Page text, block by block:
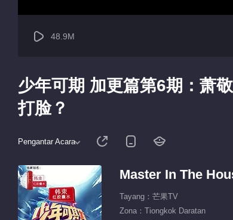
48.9M
少年可期 加更篇第6期：萧
打脸？
Pengantar Acara
Master In The
Tayang：芒果TV
Zona：Tiongkok Daratan